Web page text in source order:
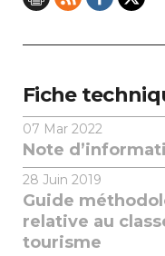
Fiche
07 Mar 2022
Note
28 Juin 2019
Guide
relative au
tourisme